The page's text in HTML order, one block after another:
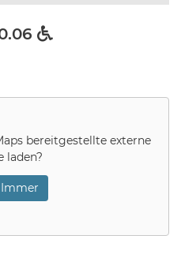
bereitgestellte externe
laden?
Immer